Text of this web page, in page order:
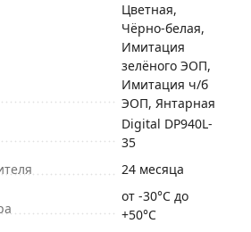
Цветная,
Чёрно-белая,
Имитация
зелёного ЭОП,
Имитация ч/б
ЭОП, Янтарная
Digital DP940L-
35
24 месяца
от -30°C до
+50°C